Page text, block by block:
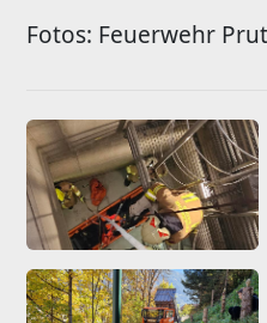
Fotos: Feuerwehr